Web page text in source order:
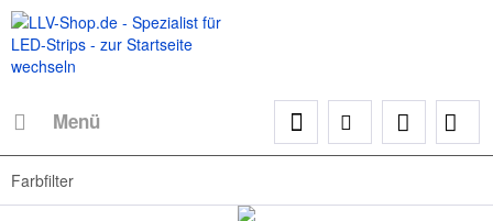
Menü
Farbfilter